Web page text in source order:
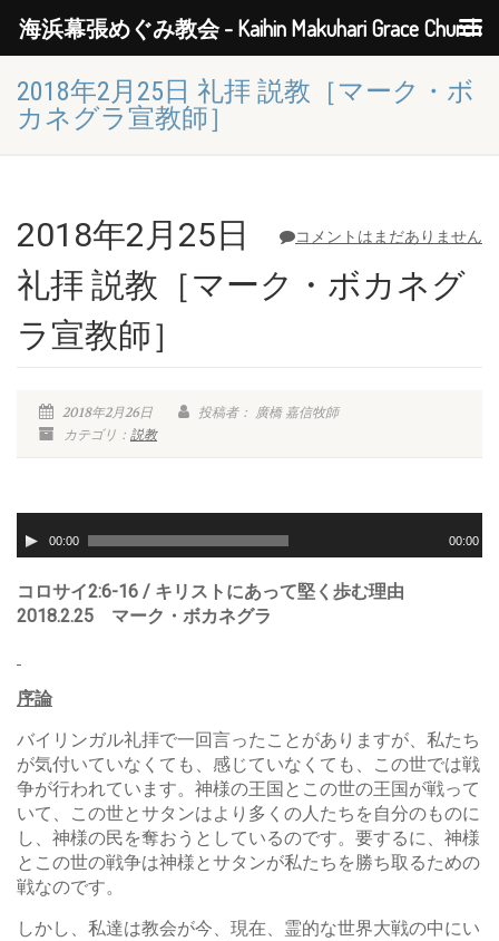
2018年2月25日 礼拝 説教［マーク・ボ
カネグラ宣教師］
コメントはまだありません
2018年2月25日
礼拝 説教［マーク・ボカネグ
ラ宣教師］
2018年2月26日
投稿者： 廣橋 嘉信牧師
カテゴリ： 説教
声
レ
ー
ヤ
00:00 00:00
コロサイ2:6-16 / キリストにあって堅く歩む理由
2018.2.25 マーク・ボカネグラ
序論
バイリンガル礼拝で一回言ったことがありますが、私たち
が気付いていなくても、感じていなくても、この世では戦
争が行われています。神様の王国とこの世の王国が戦って
いて、この世とサタンはより多くの人たちを自分のものに
し、神様の民を奪おうとしているのです。要するに、神様
とこの世の戦争は神様とサタンが私たちを勝ち取るための
戦なのです。
しかし、私達は教会が今、現在、霊的な世界大戦の中にい
海浜幕張めぐみ教会 - Kaihin Makuhari Grace Church